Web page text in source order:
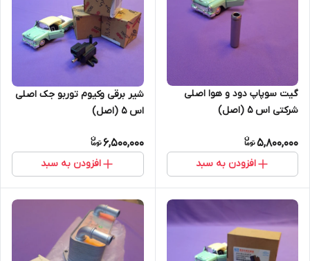
گیت سوپاپ دود و هوا اصلی
شرکتی اس 5 (اصل)
5,800,000
افزودن به سبد
شیر برقی وکیوم توربو جک اصلی
اس 5 (اصل)
6,500,000
افزودن به سبد